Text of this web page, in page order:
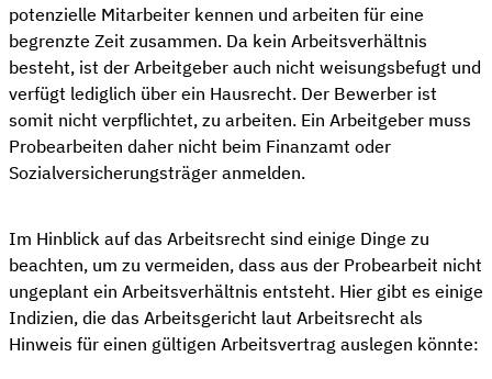
potenzielle Mitarbeiter kennen und arbeiten für eine
begrenzte Zeit zusammen. Da kein Arbeitsverhältnis
besteht, ist der Arbeitgeber auch nicht weisungsbefugt und
verfügt lediglich über ein Hausrecht. Der Bewerber ist
somit nicht verpflichtet, zu arbeiten. Ein Arbeitgeber muss
Probearbeiten daher nicht beim Finanzamt oder
Sozialversicherungsträger anmelden.
Im Hinblick auf das Arbeitsrecht sind einige Dinge zu
beachten, um zu vermeiden, dass aus der Probearbeit nicht
ungeplant ein Arbeitsverhältnis entsteht. Hier gibt es einige
Indizien, die das Arbeitsgericht laut Arbeitsrecht als
Hinweis für einen gültigen Arbeitsvertrag auslegen könnte: